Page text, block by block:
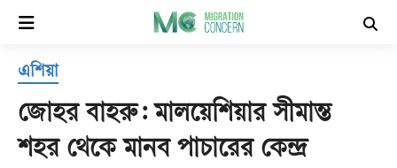
হোম
সর্বশেষ
এশিয়া
জোহর বাহরু: মালয়েশিয়ার সীমান্ত
শহর থেকে মানব পাচারের কেন্দ্র